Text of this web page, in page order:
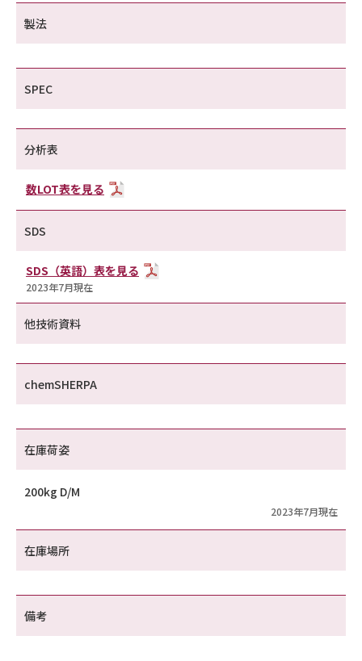
製法
SPEC
分析表
数LOT表を見る
SDS
SDS（英語）表を見る
2023年7月現在
他技術資料
chemSHERPA
在庫荷姿
200kg D/M
2023年7月現在
在庫場所
備考